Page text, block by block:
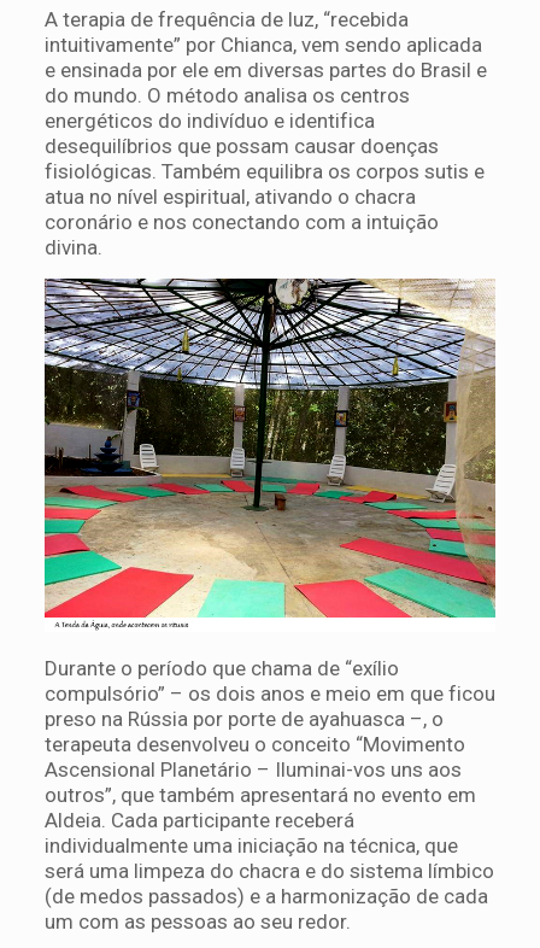
A terapia de frequência de luz, “recebida
intuitivamente” por Chianca, vem sendo aplicada
e ensinada por ele em diversas partes do Brasil e
do mundo. O método analisa os centros
energéticos do indivíduo e identifica
desequilíbrios que possam causar doenças
fisiológicas. Também equilibra os corpos sutis e
atua no nível espiritual, ativando o chacra
coronário e nos conectando com a intuição
divina.
Durante o período que chama de “exílio
compulsório” – os dois anos e meio em que ficou
preso na Rússia por porte de ayahuasca –, o
terapeuta desenvolveu o conceito “Movimento
Ascensional Planetário – Iluminai-vos uns aos
outros”, que também apresentará no evento em
Aldeia. Cada participante receberá
individualmente uma iniciação na técnica, que
será uma limpeza do chacra e do sistema límbico
(de medos passados) e a harmonização de cada
um com as pessoas ao seu redor.